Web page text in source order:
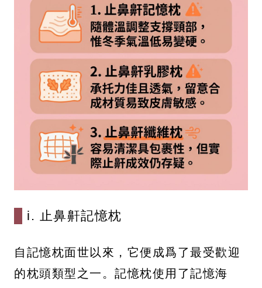
i. 止鼻鼾記憶枕
自記憶枕面世以來，它便成爲了最受歡迎
的枕頭類型之一。記憶枕使用了記憶海